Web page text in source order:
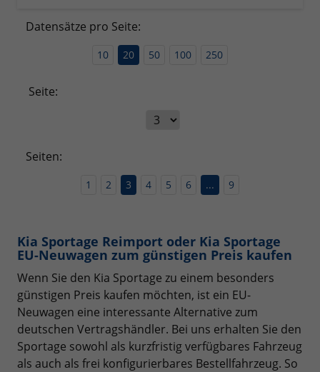
Datensätze pro Seite:
10 20 50 100 250
Seite:
Seiten:
1 2 3 4 5 6 ... 9
Kia Sportage Reimport oder Kia Sportage
EU-Neuwagen zum günstigen Preis kaufen
Wenn Sie den Kia Sportage zu einem besonders
günstigen Preis kaufen möchten, ist ein EU-
Neuwagen eine interessante Alternative zum
deutschen Vertragshändler. Bei uns erhalten Sie den
Sportage sowohl als kurzfristig verfügbares Fahrzeug
als auch als frei konfigurierbares Bestellfahrzeug. So